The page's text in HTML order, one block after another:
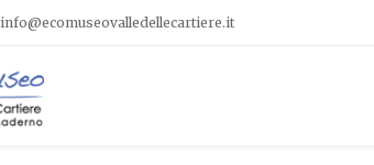
info@ecomuseovalledellecartiere.it